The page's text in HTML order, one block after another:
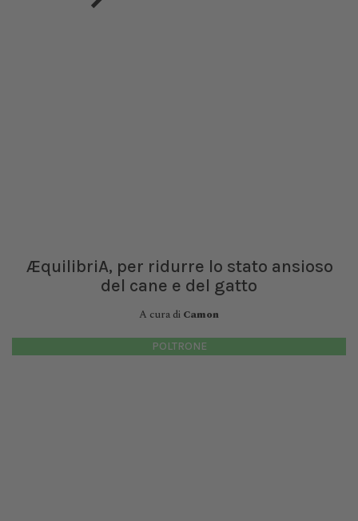
ÆquilibriA, per ridurre lo stato ansioso
del cane e del gatto
A cura di Camon
POLTRONE